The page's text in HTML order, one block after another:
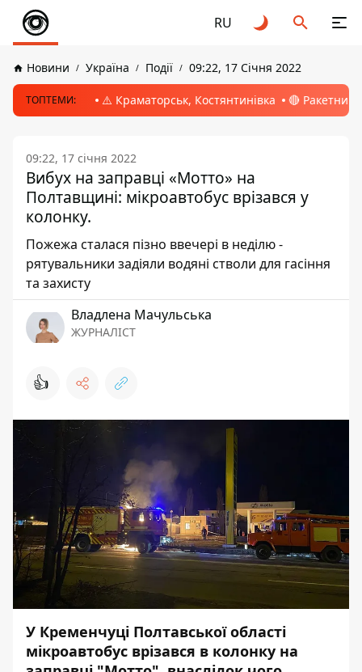
RU
Новини Україна Події 09:22, 17 Січня 2022
ТОПТЕМИ: ⚠️ Краматорськ, Костянтинівка 🔴 Ракетний
09:22, 17 січня 2022
Вибух на заправці «Мотто» на
Полтавщині: мікроавтобус врізався у
колонку.
Пожежа сталася пізно ввечері в неділю -
рятувальники задіяли водяні стволи для гасіння
та захисту
Владлена Мачульська
ЖУРНАЛІСТ
👍
У Кременчуці Полтавської області
мікроавтобус врізався в колонку на